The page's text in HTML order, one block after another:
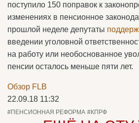
поступило 150 поправок к
изменениях в пенсионное
прошлой неделе депутаты
введении уголовной
на работу или необоснованное
пенсии осталось меньше пяти лет.
Обзор FLB
22.09.18 11:32
#ПЕНСИОННАЯ РЕФОРМА #КПРФ